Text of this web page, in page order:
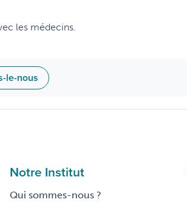
les médecins.
le-nous
Notre Institut
Qui sommes-nous ?